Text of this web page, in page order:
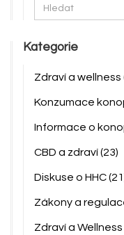
Kategorie
Zdraví a wellness
Konzumace
Informace o
CBD a zdraví(23)
Diskuse o HHC
Zákony a
Zdraví a Wellness